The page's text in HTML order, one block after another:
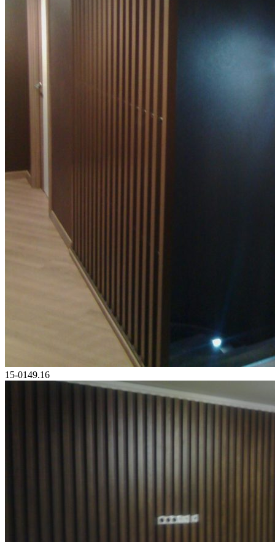
15-0149.16